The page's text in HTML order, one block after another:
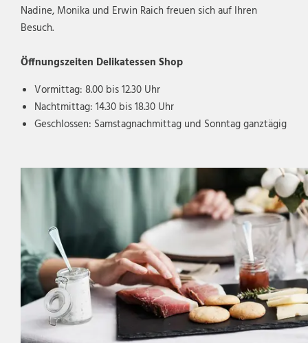
Nadine, Monika und Erwin Raich freuen sich auf Ihren
Besuch.
Öffnungszeiten Delikatessen Shop
Vormittag: 8.00 bis 12.30 Uhr
Nachtmittag: 14.30 bis 18.30 Uhr
Geschlossen: Samstagnachmittag und Sonntag ganztägig